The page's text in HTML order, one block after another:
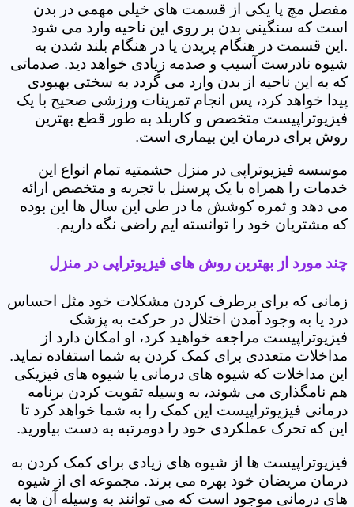
مفصل مچ پا یکی از قسمت های خیلی مهمی در بدن
است که سنگینی بدن بر روی این ناحیه وارد می شود
.این قسمت در هنگام پریدن یا در هنگام بلند شدن به
شیوه نادرست آسیب و صدمه زیادی خواهد دید. صدماتی
که به این ناحیه از بدن وارد می گردد به سختی بهبودی
پیدا خواهد کرد، پس انجام تمرینات ورزشی صحیح با یک
فیزیوتراپیست متخصص و کاربلد به طور قطع بهترین
روش برای درمان این بیماری است.
موسسه فیزیوتراپی در منزل حشمتیه تمام انواع این
خدمات را همراه با یک پرسنل با تجربه و متخصص ارائه
می دهد و ثمره کوشش ما در طی این سال ها این بوده
که مشتریان خود را توانسته ایم راضی نگه داریم.
چند مورد از بهترین روش های فیزیوتراپی در منزل
زمانی که برای برطرف کردن مشکلات خود مثل احساس
درد یا به وجود آمدن اختلال در حرکت به پزشک
فیزیوتراپیست مراجعه خواهید کرد، او امکان دارد از
مداخلات متعددی برای کمک کردن به شما استفاده نماید.
این مداخلات که شیوه های درمانی یا شیوه های فیزیکی
هم نامگذاری می شوند، به وسیله تقویت کردن برنامه
درمانی فیزیوتراپیست این کمک را به شما خواهد کرد تا
این که تحرک عملکردی خود را دومرتبه به دست بیاورید.
فیزیوتراپیست ها از شیوه های زیادی برای کمک کردن به
درمان مریضان خود بهره می برند. مجموعه ای از شیوه
های درمانی موجود است که می توانند به وسیله آن ها به